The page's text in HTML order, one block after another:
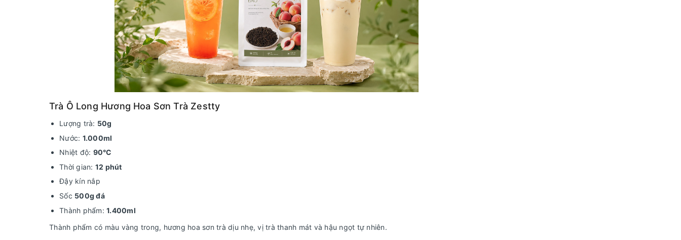
Trà Ô Long Hương Hoa Sơn Trà Zestty
Lượng trà: 50g
Nước: 1.000ml
Nhiệt độ: 90°C
Thời gian: 12 phút
Đậy kín nắp
Sốc 500g đá
Thành phẩm: 1.400ml
Thành phẩm có màu vàng trong, hương hoa sơn trà dịu nhẹ, vị trà thanh mát và hậu ngọt tự nhiên.